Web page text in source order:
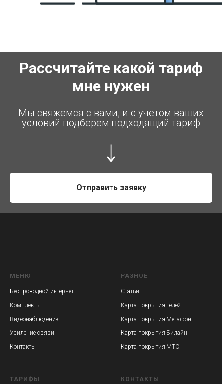
Рассчитайте какой тариф
мне нужен
Мы свяжемся с вами, и с учетом ваших
условий подберем подходящий тариф
Отправить заявку
МЕНЮ
Беспроводной интернет
Комплекты
Видеонаблюдение
Усиление связи
Контакты
РАЗНОЕ
Статьи
Карта покрытия Теле2
Карта покрытия Мегафон
Карта покрытия Билайн
Карта покрытия МТС
ТАРИФЫ КОНТАКТЫ